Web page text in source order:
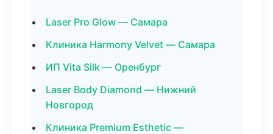
Laser Pro Glow — Самара
Клиника Harmony Velvet — Самара
ИП Vita Silk — Оренбург
Laser Body Diamond — Нижний
Новгород
Клиника Premium Esthetic —